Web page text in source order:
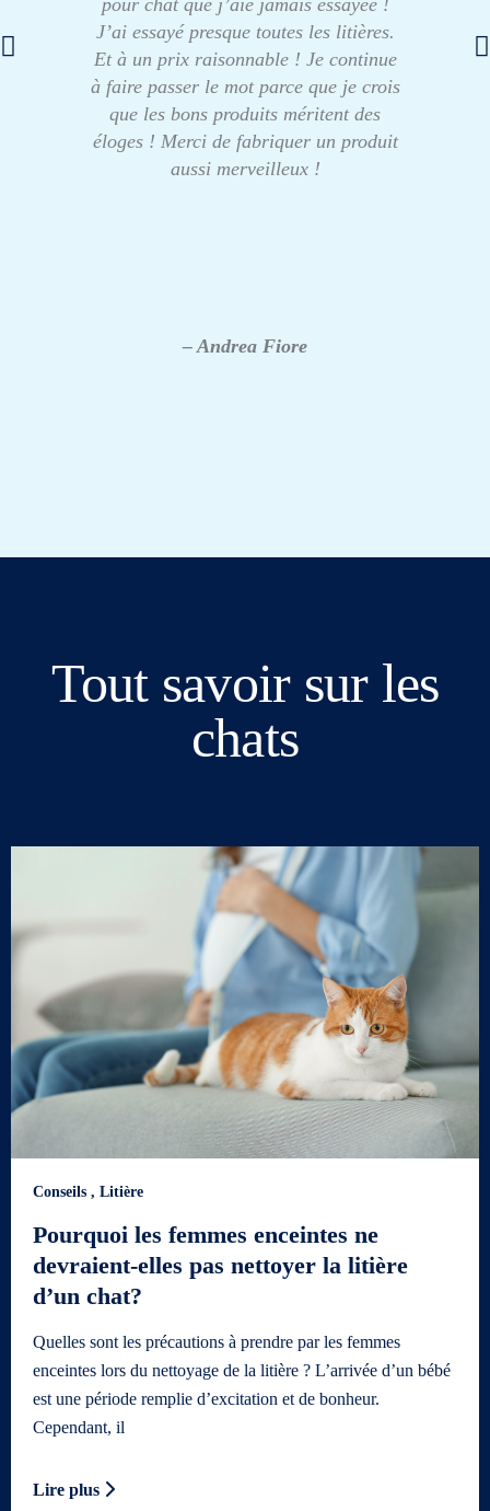
J’ai essayé presque toutes les litières.
Et à un prix raisonnable ! Je continue
à faire passer le mot parce que je crois
que les bons produits méritent des
éloges ! Merci de fabriquer un produit
aussi merveilleux !
– Andrea Fiore
Tout savoir sur les
chats
Conseils , Litière
Pourquoi les femmes enceintes ne
devraient-elles pas nettoyer la litière
d’un chat?
Quelles sont les précautions à prendre par les femmes
enceintes lors du nettoyage de la litière ? L’arrivée d’un bébé
est une période remplie d’excitation et de bonheur.
Cependant, il
Lire plus